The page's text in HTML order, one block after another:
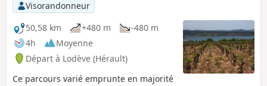
Visorandonneur
50,58 km
+480 m
-480 m
4h
Moyenne
Départ à Lodève (Hérault)
Ce parcours varié emprunte en majorité